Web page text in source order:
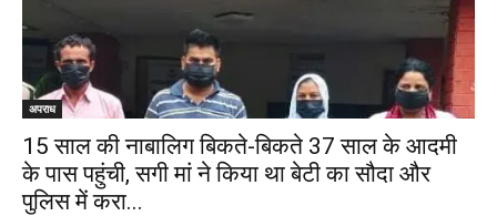
अपराध
15 साल की नाबालिग बिकते-बिकते 37 साल के आदमी
के पास पहुंची, सगी मां ने किया था बेटी का सौदा और
पुलिस में करा...